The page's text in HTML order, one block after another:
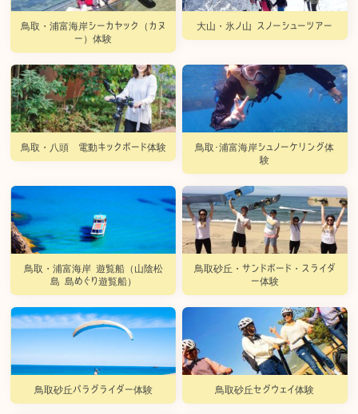
鳥取・浦富海岸シーカヤック（カヌ
ー）体験
大山・氷ノ山 スノーシューツアー
鳥取・八頭 電動キックボード体験
鳥取･浦富海岸シュノーケリング体
験
鳥取・浦富海岸 遊覧船（山陰松
島 島めぐり遊覧船）
鳥取砂丘・サンドボード・スライダ
ー体験
鳥取砂丘パラグライダー体験 鳥取砂丘セグウェイ体験